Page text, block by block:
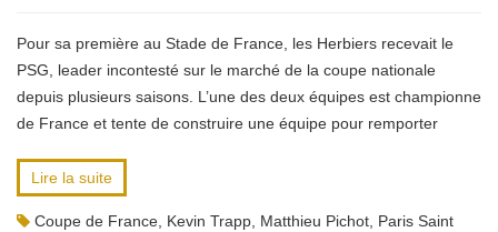
Pour sa première au Stade de France, les Herbiers recevait le
PSG, leader incontesté sur le marché de la coupe nationale
depuis plusieurs saisons. L’une des deux équipes est championne
de France et tente de construire une équipe pour remporter
Lire la suite
Coupe de France Kevin Trapp Matthieu Pichot Paris Saint